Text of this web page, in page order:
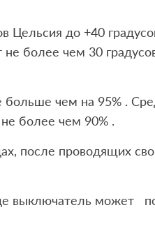
Цельсия до +40
не более чем 30
больше чем на 95% .
более чем 90% .
после проводящих
выключатель может